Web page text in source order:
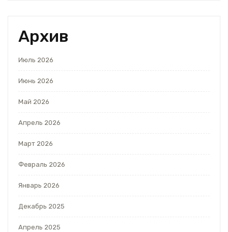
Архив
Июль 2026
Июнь 2026
Май 2026
Апрель 2026
Март 2026
Февраль 2026
Январь 2026
Декабрь 2025
Апрель 2025